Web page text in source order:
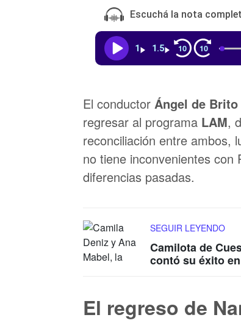
Escuchá la nota
1 1.5 10 10
El conductor Ángel de Brito
regresar al programa LAM,
reconciliación entre ambos,
no tiene inconvenientes
diferencias pasadas.
SEGUIR LEYENDO
Camilota de
contó su éxito
El regreso de